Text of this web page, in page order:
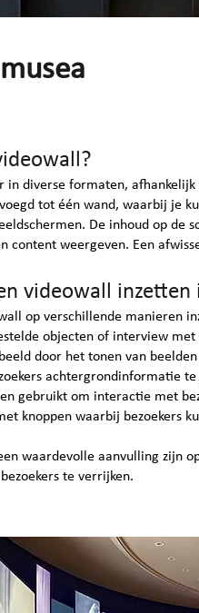
in diverse formaten,
tot één wand, waarbij je
De inhoud op de
content weergeven. Een
videowall inzetten
op verschillende manieren
objecten of interview
door het tonen van
achtergrondinformatie
gebruikt om interactie met
knoppen waarbij bezoekers
waardevolle aanvulling zijn
te verrijken.